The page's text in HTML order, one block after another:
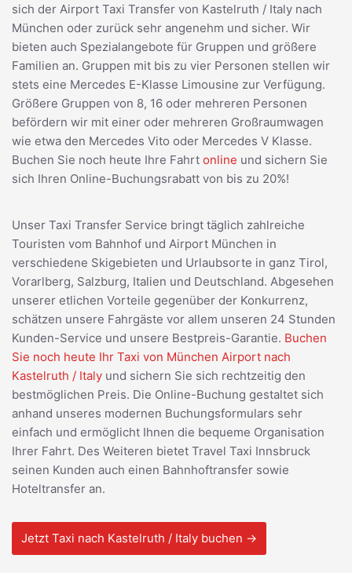
sich der Airport Taxi Transfer von Kastelruth / Italy nach
München oder zurück sehr angenehm und sicher. Wir
bieten auch Spezialangebote für Gruppen und größere
Familien an. Gruppen mit bis zu vier Personen stellen wir
stets eine Mercedes E-Klasse Limousine zur Verfügung.
Größere Gruppen von 8, 16 oder mehreren Personen
befördern wir mit einer oder mehreren Großraumwagen
wie etwa den Mercedes Vito oder Mercedes V Klasse.
Buchen Sie noch heute Ihre Fahrt online und sichern Sie
sich Ihren Online-Buchungsrabatt von bis zu 20%!
Unser Taxi Transfer Service bringt täglich zahlreiche
Touristen vom Bahnhof und Airport München in
verschiedene Skigebieten und Urlaubsorte in ganz Tirol,
Vorarlberg, Salzburg, Italien und Deutschland. Abgesehen
unserer etlichen Vorteile gegenüber der Konkurrenz,
schätzen unsere Fahrgäste vor allem unseren 24 Stunden
Kunden-Service und unsere Bestpreis-Garantie. Buchen
Sie noch heute Ihr Taxi von München Airport nach
Kastelruth / Italy und sichern Sie sich rechtzeitig den
bestmöglichen Preis. Die Online-Buchung gestaltet sich
anhand unseres modernen Buchungsformulars sehr
einfach und ermöglicht Ihnen die bequeme Organisation
Ihrer Fahrt. Des Weiteren bietet Travel Taxi Innsbruck
seinen Kunden auch einen Bahnhoftransfer sowie
Hoteltransfer an.
Jetzt Taxi nach Kastelruth / Italy buchen →